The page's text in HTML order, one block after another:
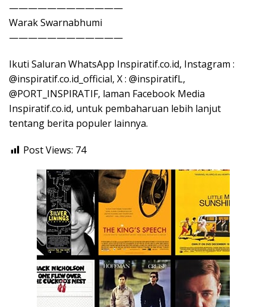
————————————
Warak Swarnabhumi
————————————
Ikuti Saluran WhatsApp Inspiratif.co.id, Instagram :
@inspiratif.co.id_official, X : @inspiratifL,
@PORT_INSPIRATIF, laman Facebook Media
Inspiratif.co.id, untuk pembaharuan lebih lanjut
tentang berita populer lainnya.
Post Views: 74